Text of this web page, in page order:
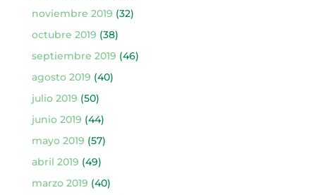
noviembre 2019 (32)
octubre 2019 (38)
septiembre 2019 (46)
agosto 2019 (40)
julio 2019 (50)
junio 2019 (44)
mayo 2019 (57)
abril 2019 (49)
marzo 2019 (40)